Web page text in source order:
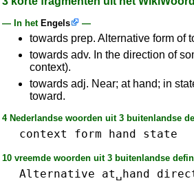
— In het Engels —
towards prep. Alternative form of
towards adv. In the direction of
context).
towards adj. Near; at hand; in
toward.
4 Nederlandse woorden uit 3 buitenlandse
context form hand state
10 vreemde woorden uit 3 buitenlandse
Alternative at␣hand